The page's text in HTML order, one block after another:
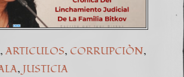
, ARTICULOS, CORRUPCIÒN,
, JUSTICIA